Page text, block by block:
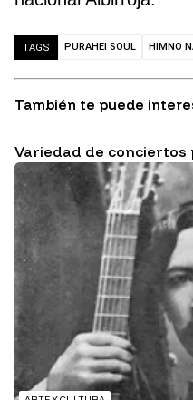
TAGS PURAHEI SOUL HIMNO
También te puede
Variedad de conciertos